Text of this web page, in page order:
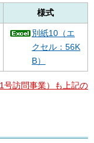
様式
別紙10（エ
クセル：56K
B）
訪問事業）も上記の